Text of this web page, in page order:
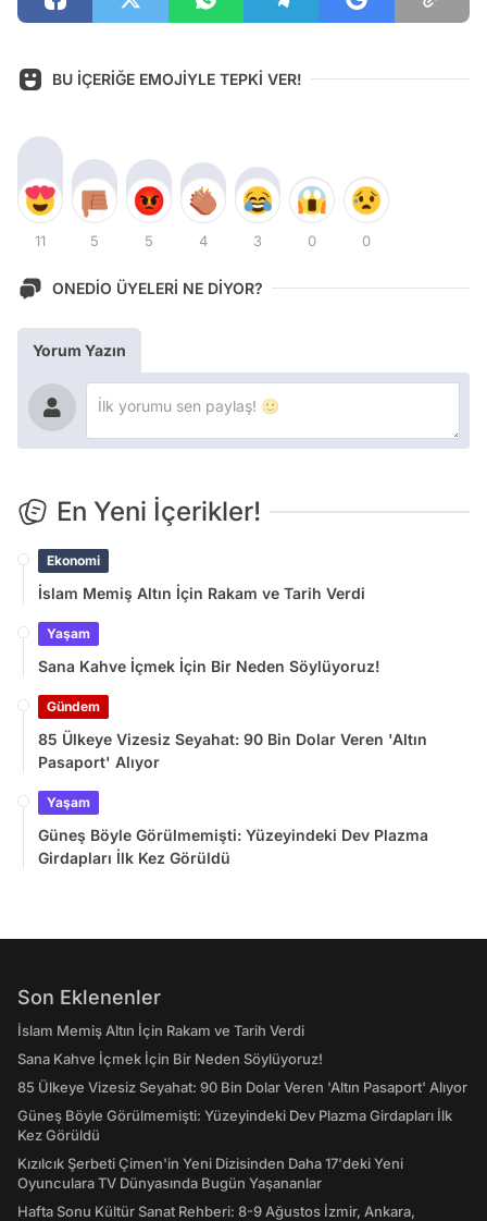
BU İÇERİĞE EMOJİYLE TEPKİ VER!
11 5 5 4 3 0 0
ONEDİO ÜYELERİ NE DİYOR?
Yorum Yazın
En Yeni İçerikler!
Ekonomi
İslam Memiş Altın İçin Rakam ve Tarih Verdi
Yaşam
Sana Kahve İçmek İçin Bir Neden Söylüyoruz!
Gündem
85 Ülkeye Vizesiz Seyahat: 90 Bin Dolar Veren 'Altın
Pasaport' Alıyor
Yaşam
Güneş Böyle Görülmemişti: Yüzeyindeki Dev Plazma
Girdapları İlk Kez Görüldü
Son Eklenenler
İslam Memiş Altın İçin Rakam ve Tarih Verdi
Sana Kahve İçmek İçin Bir Neden Söylüyoruz!
85 Ülkeye Vizesiz Seyahat: 90 Bin Dolar Veren 'Altın Pasaport' Alıyor
Güneş Böyle Görülmemişti: Yüzeyindeki Dev Plazma Girdapları İlk
Kez Görüldü
Kızılcık Şerbeti Çimen'in Yeni Dizisinden Daha 17'deki Yeni
Oyunculara TV Dünyasında Bugün Yaşananlar
Hafta Sonu Kültür Sanat Rehberi: 8-9 Ağustos İzmir, Ankara,